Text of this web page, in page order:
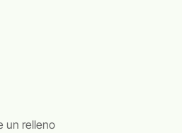
un relleno